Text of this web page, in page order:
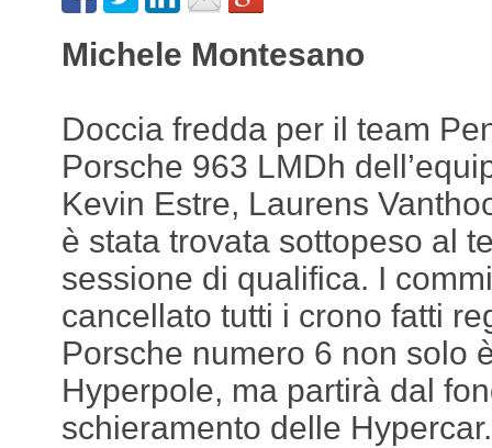
Michele Montesano
Doccia fredda per il team
Porsche 963 LMDh
Kevin Estre, Laurens
è stata trovata sottopeso al
sessione di qualifica. I
cancellato tutti i crono fatti
Porsche numero 6 non solo
Hyperpole, ma partirà dal
schieramento delle Hypercar.